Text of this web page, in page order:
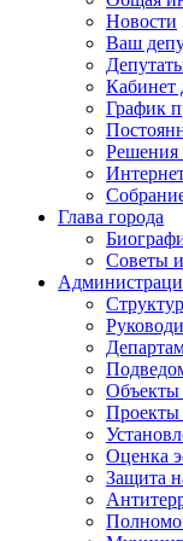
Новости
Ваш
Кабинет
График
Решения
Глава города
Советы
Объекты
Проекты
Оценка
Защита